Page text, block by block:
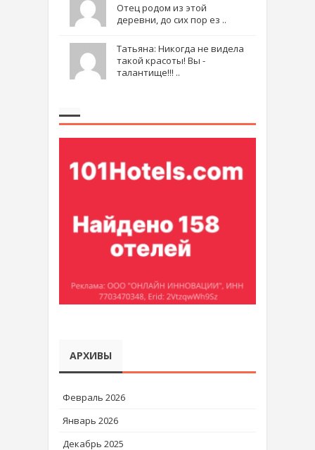
Отец родом из этой
деревни, до сих пор ез ..
Татьяна: Никогда не видела
такой красоты! Вы -
талантище!!! ..
АРХИВЫ
Февраль 2026
Январь 2026
Декабрь 2025